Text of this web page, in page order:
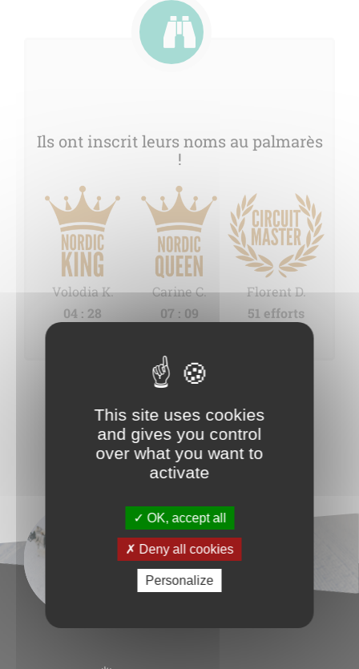
Ils ont inscrit leurs noms au palmarès
!
Volodia K. Carine C.
Florent D.
04 : 28
07 : 09 51 efforts
This site uses cookies
and gives you control
over what you want to
activate
OK, accept all
Deny all cookies
Personalize